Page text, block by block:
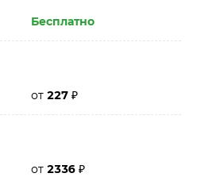
Бесплатно
от 227 ₽
от 2336 ₽